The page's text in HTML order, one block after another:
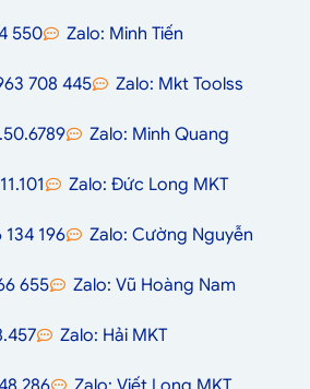
550 Zalo: Minh Tiến
708 445 Zalo: Mkt Toolss
Zalo: Minh Quang
Zalo: Đức Long MKT
196 Zalo: Cường Nguyễn
655 Zalo: Vũ Hoàng Nam
Zalo: Hải MKT